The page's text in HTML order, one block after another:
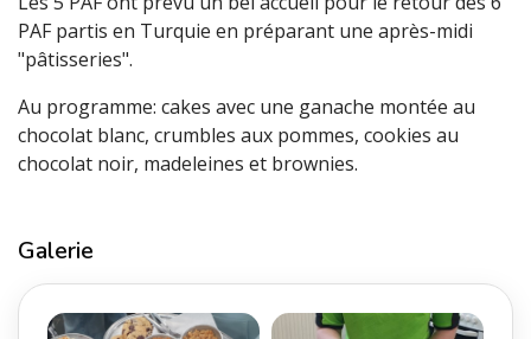
PAF partis en Turquie en préparant une après-midi
"pâtisseries".
Au programme: cakes avec une ganache montée au
chocolat blanc, crumbles aux pommes, cookies au
chocolat noir, madeleines et brownies.
Galerie